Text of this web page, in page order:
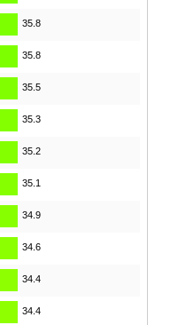
35.8
35.8
35.5
35.3
35.2
35.1
34.9
34.6
34.4
34.4